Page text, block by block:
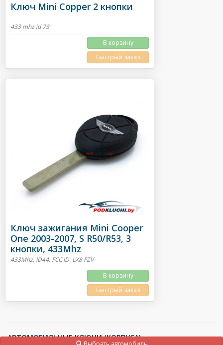
Ключ Mini Copper 2 кнопки
433 mhz id 73
В корзину
Быстрый заказ
Ключ зажигания Mini Cooper
One 2003-2007, S R50/R53, 3
кнопки, 433Mhz
433Mhz, ID44, FCC ID: LX8 FZV
В корзину
Быстрый заказ
АВТОМОБИЛЬНЫЕ КЛЮЧИ (КОРПУСА)